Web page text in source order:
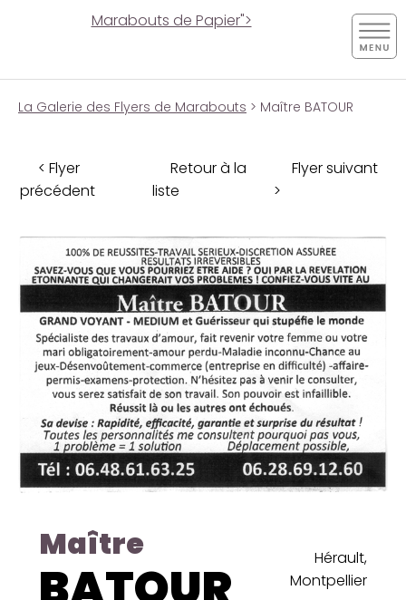
Marabouts de Papier">
La Galerie des Flyers de Marabouts > Maître BATOUR
< Flyer
précédent
Retour à la
liste
Flyer suivant
>
Maître
Hérault,
Montpellier